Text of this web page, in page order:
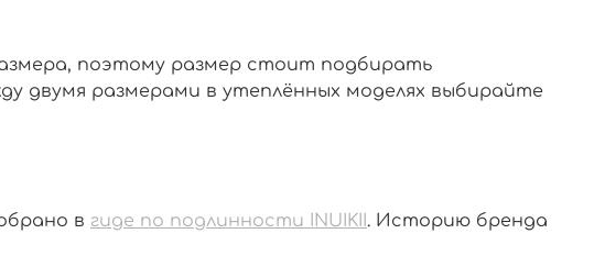
поэтому размер стоит подбирать
двумя размерами в утеплённых моделях выбирайте
в гиде по подлинности INUIKII . Историю бренда